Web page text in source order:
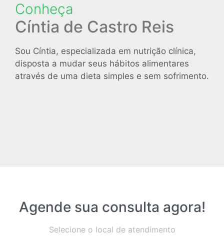
Conheça
Cíntia de Castro Reis
Sou Cíntia, especializada em nutrição clínica,
disposta a mudar seus hábitos alimentares
através de uma dieta simples e sem sofrimento.
Agende sua consulta agora!
Selecione o local de atendimento